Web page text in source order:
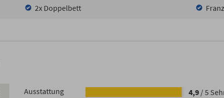
2x Doppelbett
Ausstattung 4,9 /5